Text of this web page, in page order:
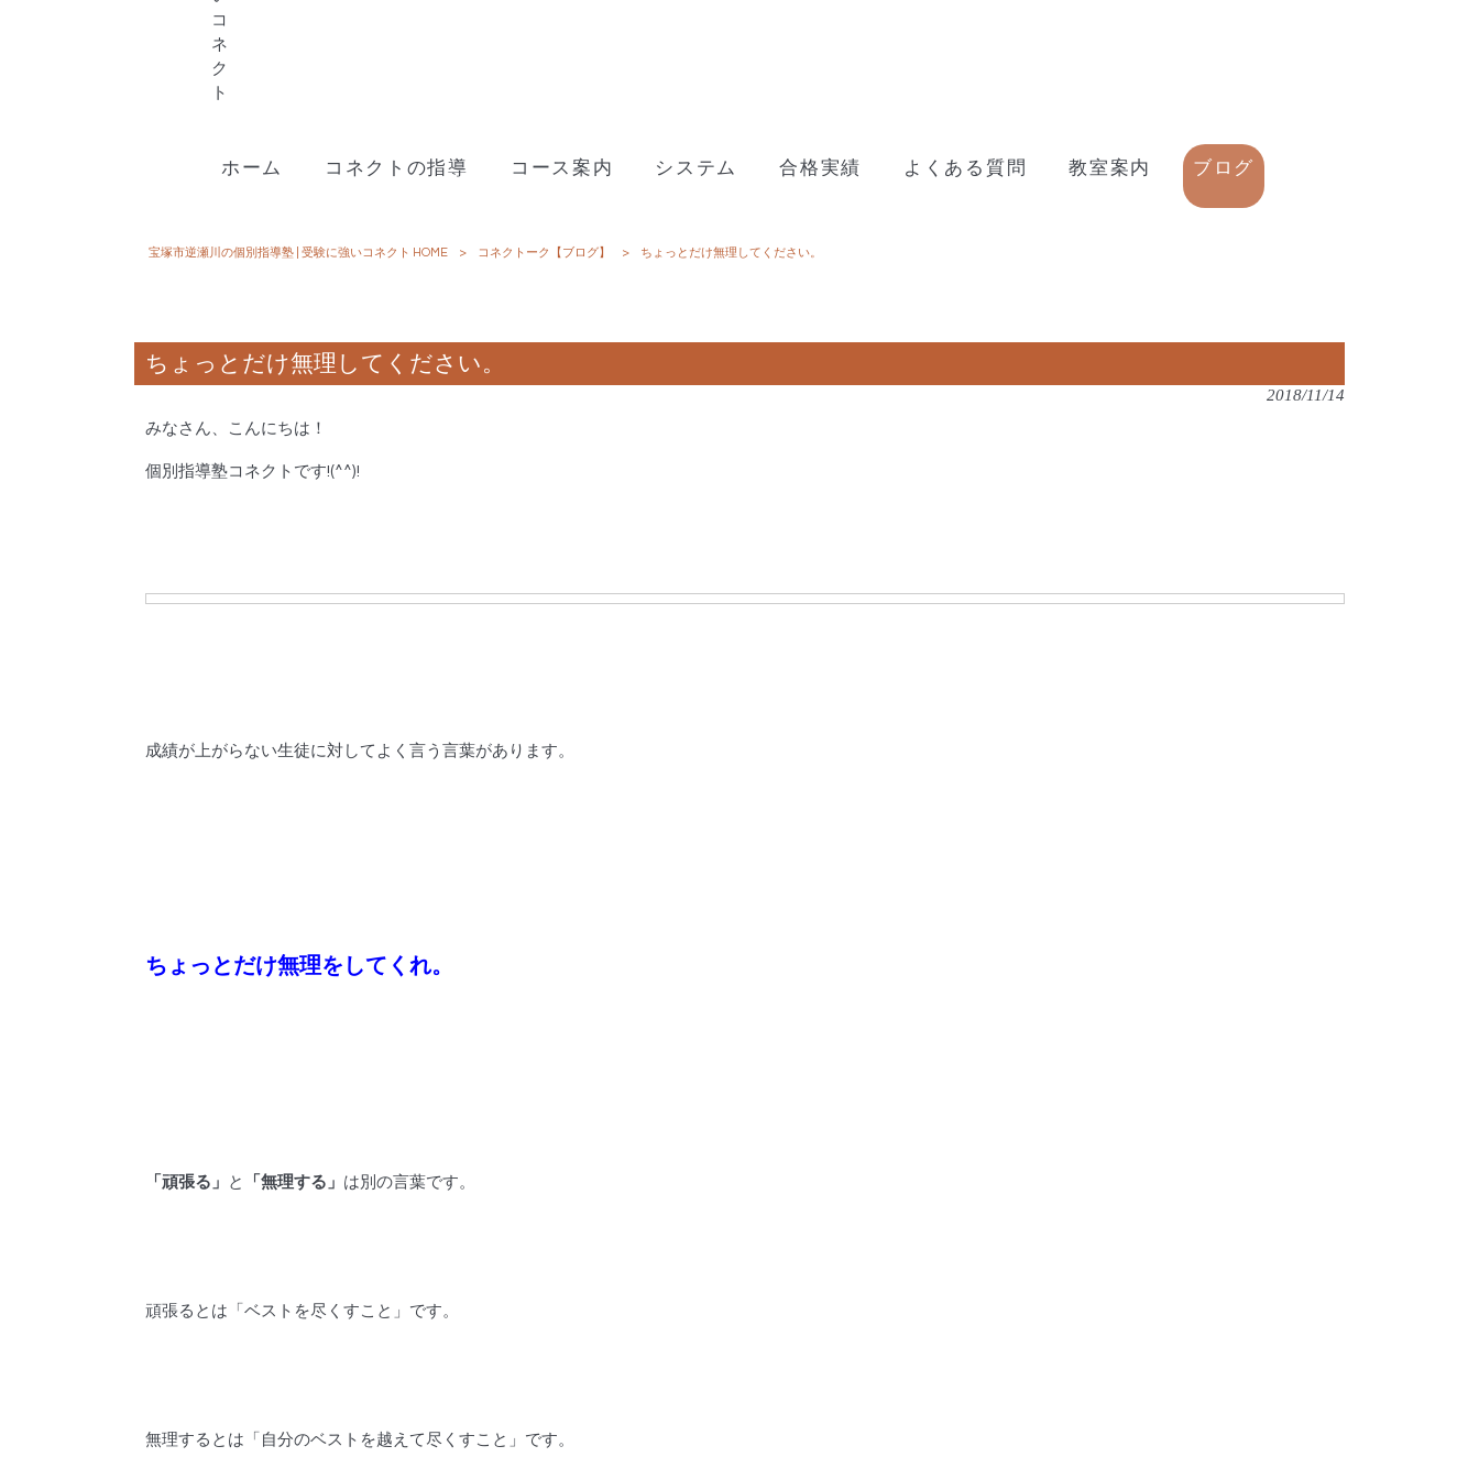
ホーム コネクトの指導 コース案内 システム 合格実績 よくある質問 教室案内 ブログ
宝塚市逆瀬川の個別指導塾 | 受験に強いコネクト HOME > コネクトーク【ブログ】 > ちょっとだけ無理してください。
ちょっとだけ無理してください。
2018/11/14
みなさん、こんにちは！
個別指導塾コネクトです!(^^)!
成績が上がらない生徒に対してよく言う言葉があります。
ちょっとだけ無理をしてくれ。
「頑張る」 と 「無理する」 は別の言葉です。
頑張るとは「ベストを尽くすこと」です。
無理するとは「自分のベストを越えて尽くすこと」です。